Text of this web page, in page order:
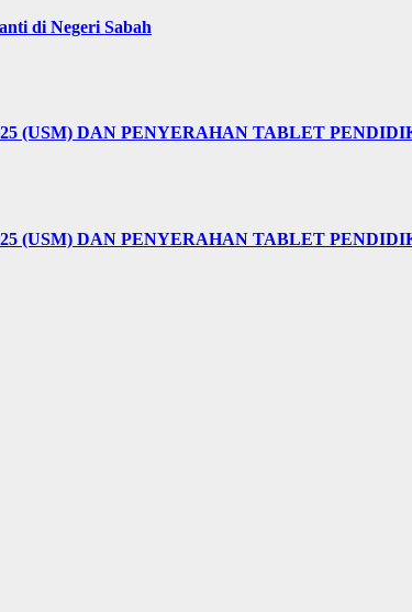
di Negeri Sabah
(USM) DAN PENYERAHAN TABLET
(USM) DAN PENYERAHAN TABLET